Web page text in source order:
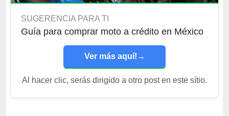
SUGERENCIA PARA TI
Guía para comprar moto a crédito en México
Ver más aquí! →
Al hacer clic, serás dirigido a otro post en este sítio.